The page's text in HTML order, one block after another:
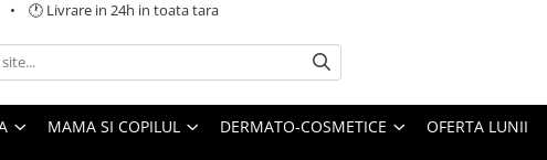
• 🕐 Livrare in 24h in toata tara
MAMA SI COPILUL DERMATO-COSMETICE OFERTA LUNII